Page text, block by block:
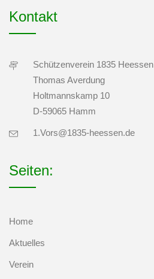
Kontakt
Schützenverein 1835 Heessen
Thomas Averdung
Holtmannskamp 10
D-59065 Hamm
1.Vors@1835-heessen.de
Seiten:
Home
Aktuelles
Verein